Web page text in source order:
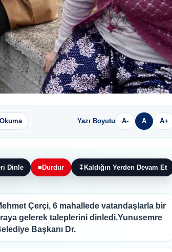
Okuma Yazı Boyutu A- A A+
Dinle ■Durdur ↧Kaldığın Yerden Devam Et
Çerçi, 6 mahallede vatandaşlarla bir
gelerek taleplerini dinledi.Yunusemre
Başkanı Dr.